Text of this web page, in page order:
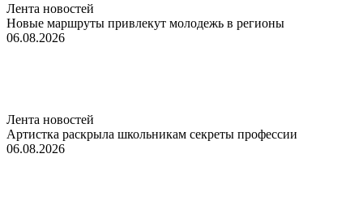
Лента новостей
Новые маршруты привлекут молодежь в регионы
06.08.2026
Лента новостей
Артистка раскрыла школьникам секреты профессии
06.08.2026